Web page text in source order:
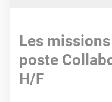
Les
poste
H/F